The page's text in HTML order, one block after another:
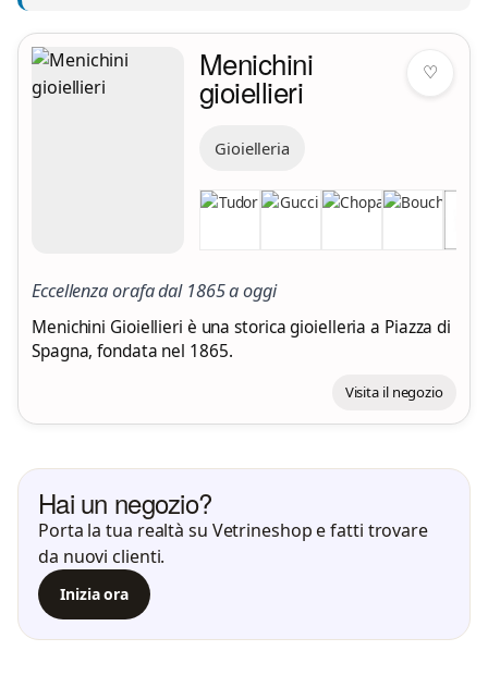
♡
Menichini
gioiellieri
Gioielleria
Eccellenza orafa dal 1865 a oggi
Menichini Gioiellieri è una storica gioielleria a Piazza di
Spagna, fondata nel 1865.
Visita il negozio
Hai un negozio?
Porta la tua realtà su Vetrineshop e fatti trovare
da nuovi clienti.
Inizia ora